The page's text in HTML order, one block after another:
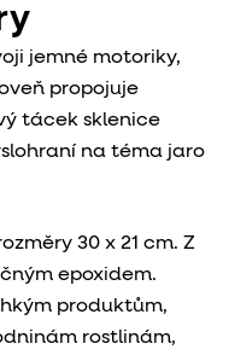
jemné motoriky,
propojuje
tácek sklenice
na téma jaro
30 x 21 cm. Z
epoxidem.
produktům,
rostlinám,